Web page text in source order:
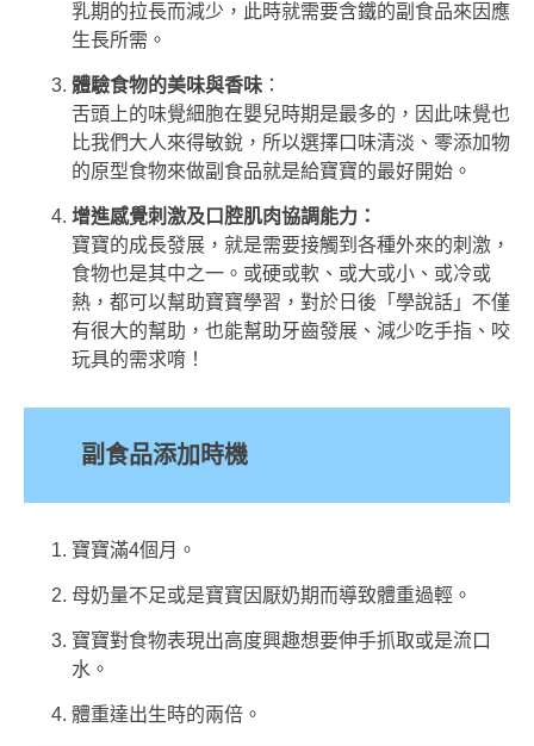
乳期的拉長而減少，此時就需要含鐵的副食品來因應
生長所需。
體驗食物的美味與香味 ：
舌頭上的味覺細胞在嬰兒時期是最多的，因此味覺也
比我們大人來得敏銳，所以選擇口味清淡、零添加物
的原型食物來做副食品就是給寶寶的最好開始。
增進感覺刺激及口腔肌肉協調能力：
寶寶的成長發展，就是需要接觸到各種外來的刺激，
食物也是其中之一。或硬或軟、或大或小、或冷或
熱，都可以幫助寶寶學習，對於日後「學說話」不僅
有很大的幫助，也能幫助牙齒發展、減少吃手指、咬
玩具的需求唷！
副食品添加時機
寶寶滿4個月。
母奶量不足或是寶寶因厭奶期而導致體重過輕。
寶寶對食物表現出高度興趣想要伸手抓取或是流口
水。
體重達出生時的兩倍。